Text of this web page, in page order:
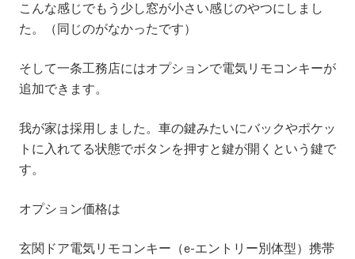
こんな感じでもう少し窓が小さい感じのやつにしまし
た。（同じのがなかったです）
そして一条工務店にはオプションで電気リモコンキーが
追加できます。
我が家は採用しました。車の鍵みたいにバックやポケッ
トに入れてる状態でボタンを押すと鍵が開くという鍵で
す。
オプション価格は
玄関ドア電気リモコンキー（e-エントリー別体型）携帯